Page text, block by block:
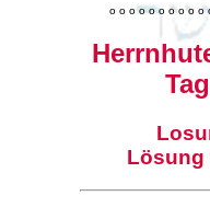
o o o o o o o o o o
Lösung